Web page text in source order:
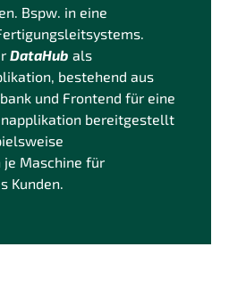
Bspw. in eine
DataHub als
bestehend aus
und Frontend für eine
bereitgestellt
je Maschine für
Kunden.